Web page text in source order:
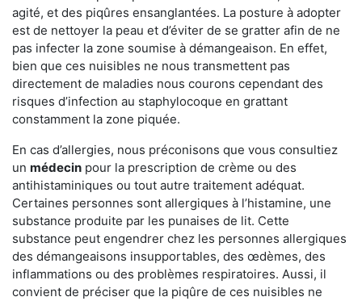
agité, et des piqûres ensanglantées. La posture à adopter
est de nettoyer la peau et d’éviter de se gratter afin de ne
pas infecter la zone soumise à démangeaison. En effet,
bien que ces nuisibles ne nous transmettent pas
directement de maladies nous courons cependant des
risques d’infection au staphylocoque en grattant
constamment la zone piquée.
En cas d’allergies, nous préconisons que vous consultiez
un médecin pour la prescription de crème ou des
antihistaminiques ou tout autre traitement adéquat.
Certaines personnes sont allergiques à l’histamine, une
substance produite par les punaises de lit. Cette
substance peut engendrer chez les personnes allergiques
des démangeaisons insupportables, des œdèmes, des
inflammations ou des problèmes respiratoires. Aussi, il
convient de préciser que la piqûre de ces nuisibles ne